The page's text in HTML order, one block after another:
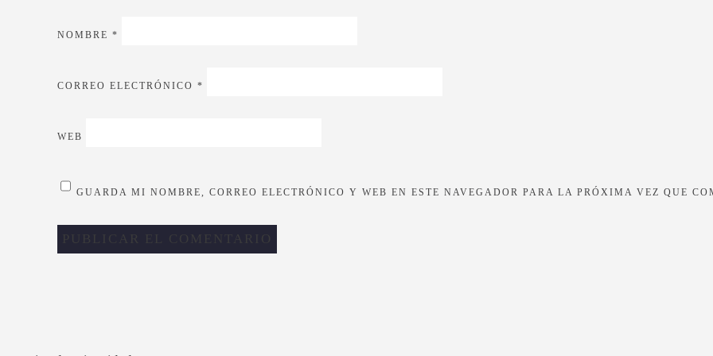
NOMBRE *
CORREO ELECTRÓNICO *
WEB
GUARDA MI NOMBRE, CORREO ELECTRÓNICO Y WEB EN ESTE NAVEGADOR PARA LA PRÓXIMA VEZ QUE